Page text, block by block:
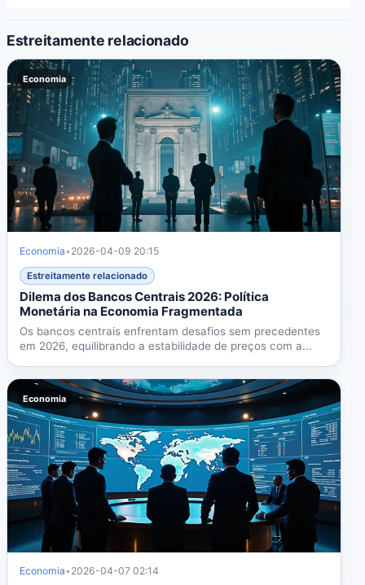
Estreitamente relacionado
Economia
Economia• 2026-04-09 20:15
Estreitamente relacionado
Dilema dos Bancos Centrais 2026: Política
Monetária na Economia Fragmentada
Os bancos centrais enfrentam desafios sem precedentes
em 2026, equilibrando a estabilidade de preços com a...
Economia
Economia• 2026-04-07 02:14